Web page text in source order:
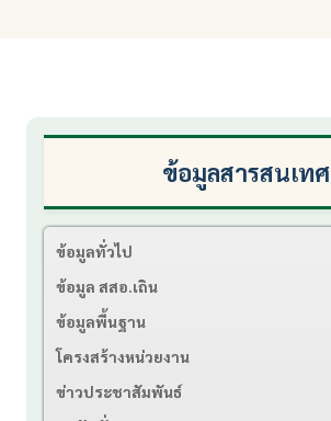
ข้อมูลสารสนเทศ
ข้อมูลทั่วไป
ข้อมูล สสอ.เถิน
ข้อมูลพื้นฐาน
โครงสร้างหน่วยงาน
ข่าวประชาสัมพันธ์